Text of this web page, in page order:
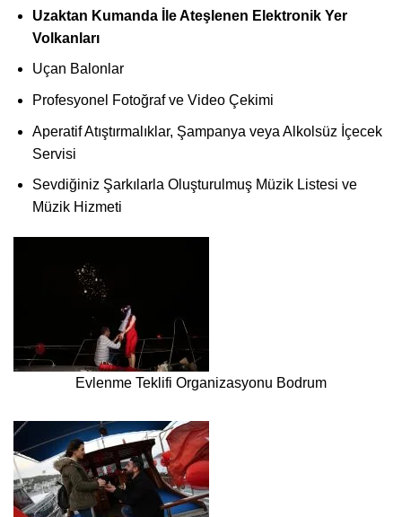
Uzaktan Kumanda İle Ateşlenen Elektronik Yer
Volkanları
Uçan Balonlar
Profesyonel Fotoğraf ve Video Çekimi
Aperatif Atıştırmalıklar, Şampanya veya Alkolsüz İçecek
Servisi
Sevdiğiniz Şarkılarla Oluşturulmuş Müzik Listesi ve
Müzik Hizmeti
Evlenme Teklifi Organizasyonu Bodrum